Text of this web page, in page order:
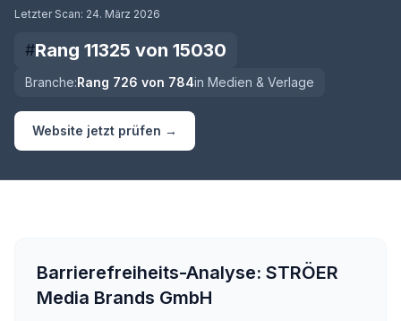
Letzter Scan: 24. März 2026
#Rang 11325 von 15030
Branche:Rang 726 von 784in Medien & Verlage
Website jetzt prüfen →
Barrierefreiheits-Analyse: STRÖER
Media Brands GmbH